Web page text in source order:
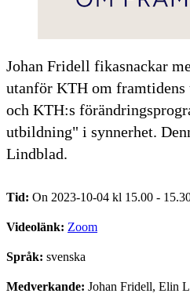
Johan Fridell fikasnackar
utanför KTH om
och KTH:s
utbildning" i synnerhet.
Lindblad.
Tid: On 2023-10-04 kl 15.00 -
Videolänk: Zoom
Språk: svenska
Medverkande: Johan Fridell, Elin